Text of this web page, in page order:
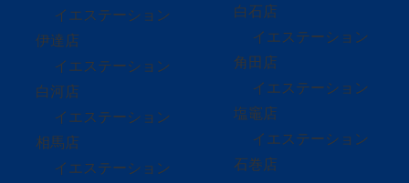
イエステーション
伊達店
イエステーション
白河店
イエステーション
相馬店
イエステーション
白石店
イエステーション
角田店
イエステーション
塩竈店
イエステーション
石巻店